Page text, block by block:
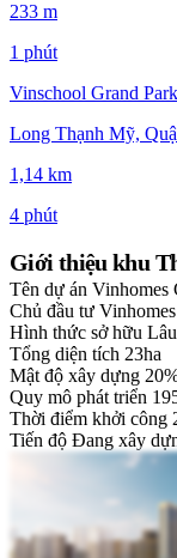
233 m
1 phút
Vinschool Grand Park
Long Thạnh Mỹ,
1,14 km
4 phút
Giới thiệu khu
Tên dự án Vinhomes
Chủ đầu tư Vinhomes
Hình thức sở hữu
Tổng diện tích 23ha
Mật độ xây dựng
Quy mô phát triển
Thời điểm khởi công
Tiến độ Đang xây